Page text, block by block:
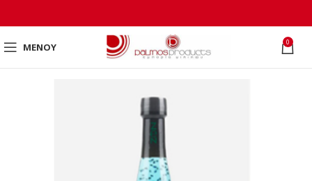
ΜΕΝΟΎ 0